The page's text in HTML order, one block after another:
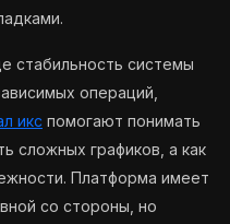
стабильность системы
операций,
икс помогают понимать
сложных графиков, а как
Платформа имеет
со стороны, но